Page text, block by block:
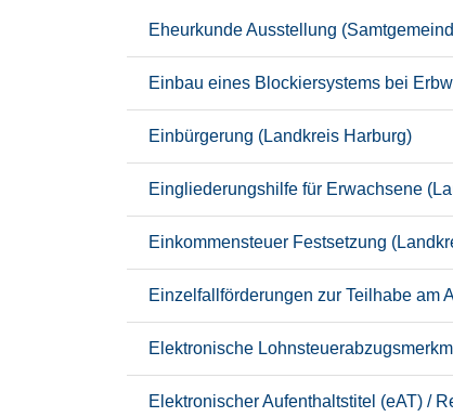
Eheurkunde Ausstellung
Einbau eines Blockiersystems bei
Einbürgerung (Landkreis Harburg)
Eingliederungshilfe für Erwachsene
Einkommensteuer Festsetzung
Einzelfallförderungen zur Teilhabe am
Elektronische
Elektronischer Aufenthaltstitel (eAT) /